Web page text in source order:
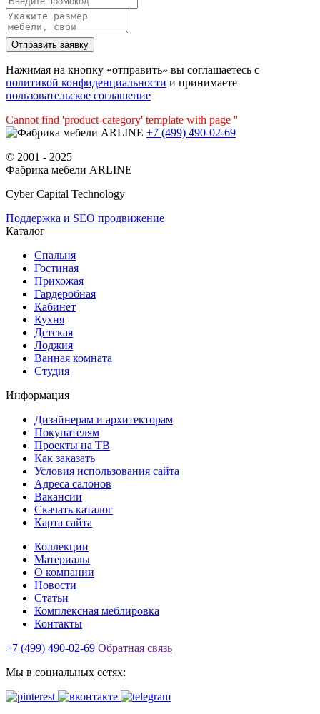
Нажимая на кнопку «отправить» вы соглашаетесь с
политикой конфиденциальности и принимаете
пользовательское соглашение
Cannot find 'product-category' template with page ''
+7 (499) 490-02-69
© 2001 - 2025
Фабрика мебели ARLINE
Cyber Capital Technology
Поддержка и SEO продвижение
Каталог
Спальня
Гостиная
Прихожая
Гардеробная
Кабинет
Кухня
Детская
Лоджия
Ванная комната
Студия
Информация
Дизайнерам и архитекторам
Покупателям
Проекты на ТВ
Как заказать
Условия использования сайта
Адреса салонов
Вакансии
Скачать каталог
Карта сайта
Коллекции
Материалы
О компании
Новости
Статьи
Комплексная меблировка
Контакты
+7 (499) 490-02-69 Обратная связь
Мы в социальных сетях: